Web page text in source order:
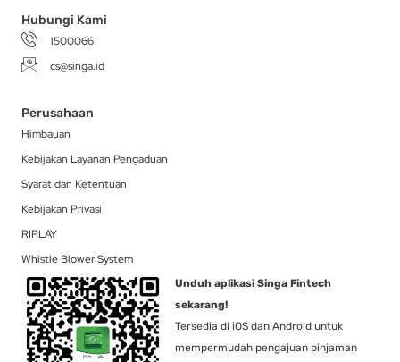
Hubungi Kami
1500066
cs@singa.id
Perusahaan
Himbauan
Kebijakan Layanan Pengaduan
Syarat dan Ketentuan
Kebijakan Privasi
RIPLAY
Whistle Blower System
Unduh aplikasi Singa Fintech
sekarang!
Tersedia di iOS dan Android untuk
mempermudah pengajuan pinjaman